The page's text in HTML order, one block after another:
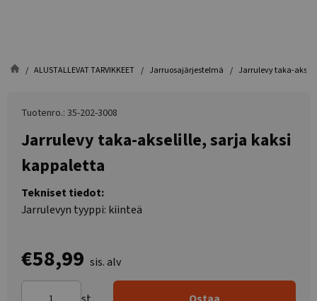
ALUSTALLEVAT TARVIKKEET Jarruosajärjestelmä Jarrulevy taka-
Tuotenro.: 35-202-3008
Jarrulevy taka-akselille, sarja kaksi
kappaletta
Tekniset tiedot:
Jarrulevyn tyyppi: kiinteä
€58,99 sis. alv